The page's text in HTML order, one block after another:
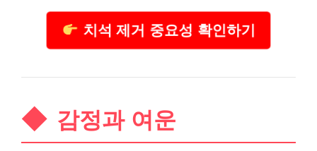
치석 제거 중요성 확인하기
감정과 여운